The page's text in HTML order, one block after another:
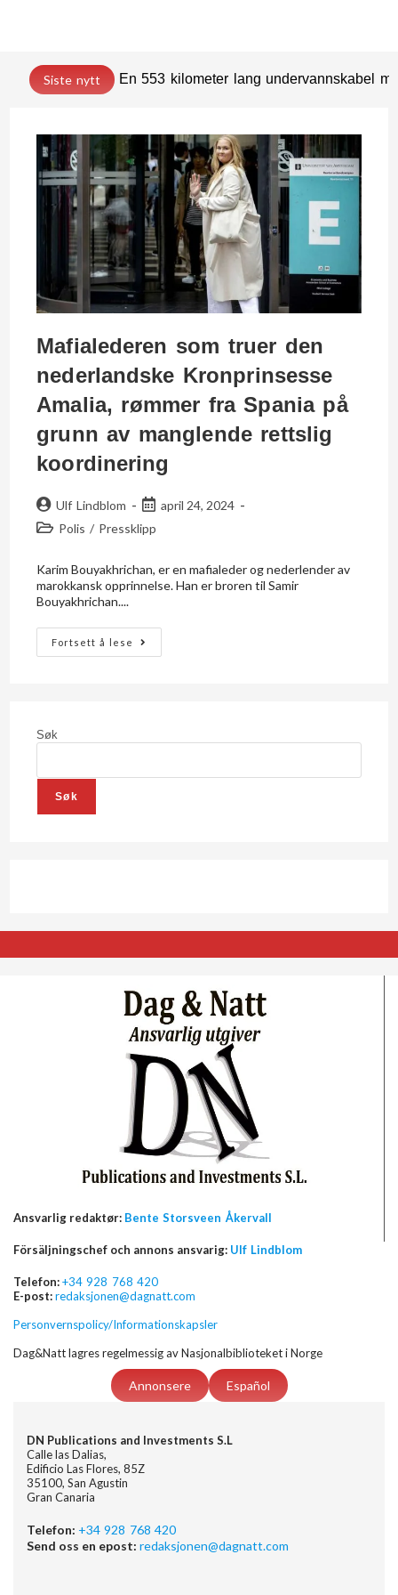
Siste nytt En 553 kilometer lang undervannskabel
Mafialederen som truer den
nederlandske Kronprinsesse
Amalia, rømmer fra Spania på
grunn av manglende rettslig
koordinering
Ulf Lindblom
april 24, 2024
Polis / Pressklipp
Karim Bouyakhrichan, er en mafialeder og nederlender av
marokkansk opprinnelse. Han er broren til Samir
Bouyakhrichan....
Fortsett å lese
Søk
Søk
Ansvarlig redaktør: Bente Storsveen Åkervall
Försäljningschef och annons ansvarig: Ulf Lindblom
Telefon:+34 928 768 420
E-post:redaksjonen@dagnatt.com
Personvernspolicy/Informationskapsler
Dag&Natt lagres regelmessig av Nasjonalbiblioteket i Norge
Annonsere Español
DN Publications and Investments S.L
Calle las Dalias,
Edificio Las Flores, 85Z
35100, San Agustin
Gran Canaria
Telefon: +34 928 768 420
Send oss en epost: redaksjonen@dagnatt.com